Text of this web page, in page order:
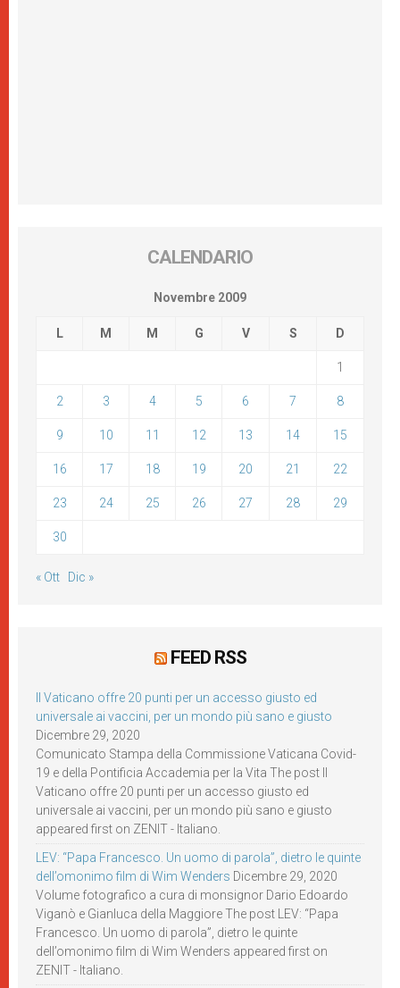
CALENDARIO
Novembre 2009
L M M G V S D
1
2 3 4 5 6 7 8
9 10 11 12 13 14 15
16 17 18 19 20 21 22
23 24 25 26 27 28 29
30
« Ott Dic »
FEED RSS
Il Vaticano offre 20 punti per un accesso giusto ed
universale ai vaccini, per un mondo più sano e giusto
Dicembre 29, 2020
Comunicato Stampa della Commissione Vaticana Covid-
19 e della Pontificia Accademia per la Vita The post Il
Vaticano offre 20 punti per un accesso giusto ed
universale ai vaccini, per un mondo più sano e giusto
appeared first on ZENIT - Italiano.
LEV: “Papa Francesco. Un uomo di parola”, dietro le quinte
dell’omonimo film di Wim Wenders Dicembre 29, 2020
Volume fotografico a cura di monsignor Dario Edoardo
Viganò e Gianluca della Maggiore The post LEV: “Papa
Francesco. Un uomo di parola”, dietro le quinte
dell’omonimo film di Wim Wenders appeared first on
ZENIT - Italiano.